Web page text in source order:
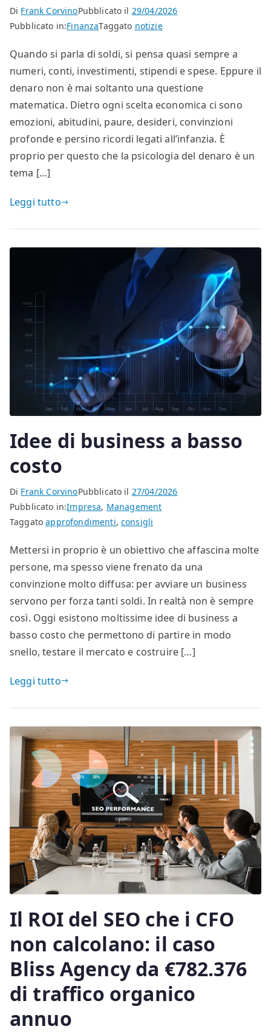
Di Frank CorvinoPubblicato il 29/04/2026
Pubblicato in:FinanzaTaggato notizie
Quando si parla di soldi, si pensa quasi sempre a
numeri, conti, investimenti, stipendi e spese. Eppure il
denaro non è mai soltanto una questione
matematica. Dietro ogni scelta economica ci sono
emozioni, abitudini, paure, desideri, convinzioni
profonde e persino ricordi legati all’infanzia. È
proprio per questo che la psicologia del denaro è un
tema […]
Leggi tutto
Idee di business a basso
costo
Di Frank CorvinoPubblicato il 27/04/2026
Pubblicato in:Impresa, Management
Taggatoapprofondimenti,consigli
Mettersi in proprio è un obiettivo che affascina molte
persone, ma spesso viene frenato da una
convinzione molto diffusa: per avviare un business
servono per forza tanti soldi. In realtà non è sempre
così. Oggi esistono moltissime idee di business a
basso costo che permettono di partire in modo
snello, testare il mercato e costruire […]
Leggi tutto
Il ROI del SEO che i CFO
non calcolano: il caso
Bliss Agency da €782.376
di traffico organico
annuo